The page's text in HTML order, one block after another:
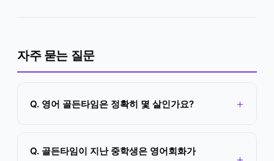
자주 묻는 질문
Q. 영어 골든타임은 정확히 몇 살인가요?
Q. 골든타임이 지난 중학생은 영어회화가